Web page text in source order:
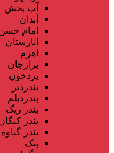
آب پخش
آبدان
امام حسن
انارستان
اهرم
برازجان
بردخون
بندردیر
بندردیلم
بندر ریگ
بندر کنگان
بندر گناوه
بنک